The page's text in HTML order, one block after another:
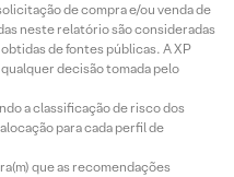
de compra e/ou venda de
neste relatório são consideradas
de fontes públicas. A XP
decisão tomada pelo
a classificação de risco dos
para cada perfil de
que as recomendações